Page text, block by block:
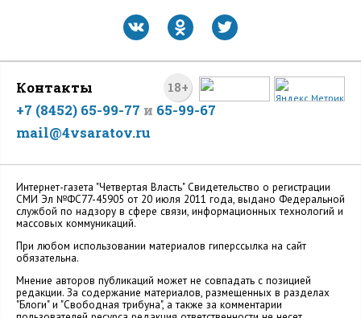
18+
Контакты
+7 (8452) 65-99-77 и 65-99-67
mail@4vsaratov.ru
Интернет-газета "Четвертая Власть" Cвидетельство о регистрации
СМИ Эл №ФС77-45905 от 20 июля 2011 года, выдано Федеральной
службой по надзору в сфере связи, информационных технологий и
массовых коммуникаций.
При любом использовании материалов гиперссылка на сайт
обязательна.
Мнение авторов публикаций может не совпадать с позицией
редакции. За содержание материалов, размещенных в разделах
"Блоги" и "Свободная трибуна", а также за комментарии